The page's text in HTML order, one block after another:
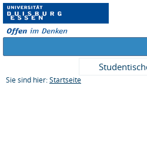
Sie sind hier: Startseite